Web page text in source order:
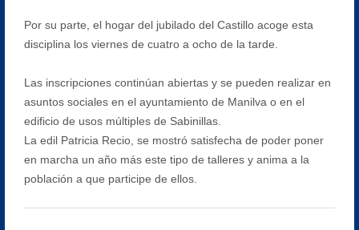
Por su parte, el hogar del jubilado del Castillo acoge esta
disciplina los viernes de cuatro a ocho de la tarde.
Las inscripciones continúan abiertas y se pueden realizar en
asuntos sociales en el ayuntamiento de Manilva o en el
edificio de usos múltiples de Sabinillas.
La edil Patricia Recio, se mostró satisfecha de poder poner
en marcha un año más este tipo de talleres y anima a la
población a que participe de ellos.